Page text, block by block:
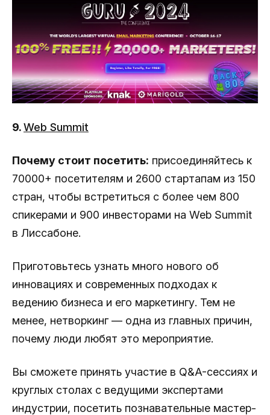
9.Web Summit
Почему стоит посетить: присоединяйтесь к
70000+ посетителям и 2600 стартапам из 150
стран, чтобы встретиться с более чем 800
спикерами и 900 инвесторами на Web Summit
в Лиссабоне.
Приготовьтесь узнать много нового об
инновациях и современных подходах к
ведению бизнеса и его маркетингу. Тем не
менее, нетворкинг — одна из главных причин,
почему люди любят это мероприятие.
Вы сможете принять участие в Q&A-сессиях и
круглых столах с ведущими экспертами
индустрии, посетить познавательные мастер-